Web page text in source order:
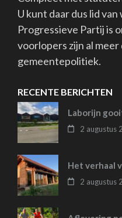
U kunt daar dus lid
Progressieve Partij is
voorlopers zijn al
gemeentepolitiek.
RECENTE BERICHTEN
Laborijn
2 augustus
Het verhaal
2 augustus